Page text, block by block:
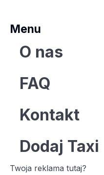
Menu
O nas
FAQ
Kontakt
Dodaj Taxi
Twoja reklama tutaj?